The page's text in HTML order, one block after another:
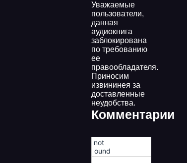
Уважаемые
пользователи,
данная
аудиокнига
заблокирована
по требованию
ее
правообладателя.
Приносим
извининея за
доставленные
неудобства.
Комментарии
!not
found!